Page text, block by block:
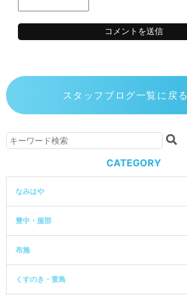
スタッフブログ一覧に戻る
CATEGORY
なみはや
豊中・服部
布施
くすのき・萱島